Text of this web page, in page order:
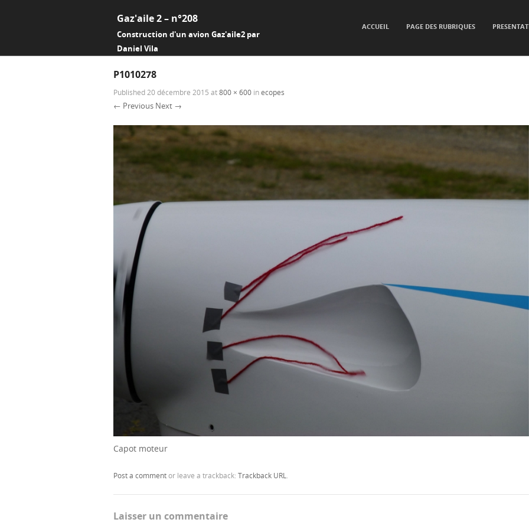
Gaz'aile 2 – n°208
Construction d'un avion Gaz'aile2 par
Daniel Vila
ACCUEIL PAGE DES RUBRIQUES
P1010278
Published 20 décembre 2015 at800 × 600 inecopes
← Previous Next →
Capot moteur
Post a commentor leave a trackback: Trackback URL.
Laisser un commentaire